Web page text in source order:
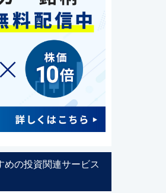
めの投資関連サービス